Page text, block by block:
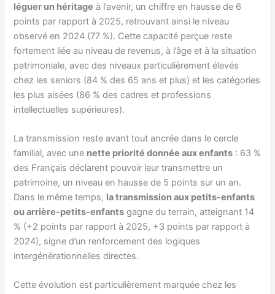
léguer un héritage à l’avenir, un chiffre en hausse de 6
points par rapport à 2025, retrouvant ainsi le niveau
observé en 2024 (77 %). Cette capacité perçue reste
fortement liée au niveau de revenus, à l’âge et à la situation
patrimoniale, avec des niveaux particulièrement élevés
chez les seniors (84 % des 65 ans et plus) et les catégories
les plus aisées (86 % des cadres et professions
intellectuelles supérieures).
La transmission reste avant tout ancrée dans le cercle
familial, avec une nette priorité donnée aux enfants : 63 %
des Français déclarent pouvoir leur transmettre un
patrimoine, un niveau en hausse de 5 points sur un an.
Dans le même temps, la transmission aux petits-enfants
ou arrière-petits-enfants gagne du terrain, atteignant 14
% (+2 points par rapport à 2025, +3 points par rapport à
2024), signe d’un renforcement des logiques
intergénérationnelles directes.
Cette évolution est particulièrement marquée chez les